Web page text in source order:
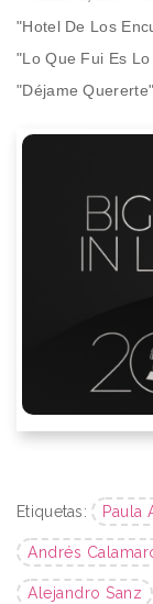
"Hotel De Los
"Lo Que Fui Es
"Déjame
Etiquetas: Paula
Andrés
Alejandro Sanz